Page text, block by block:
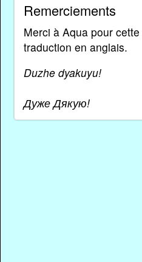
Remerciements
Merci à Aqua pour
traduction en anglais.
Duzhe dyakuyu!
Дуже Дякую!